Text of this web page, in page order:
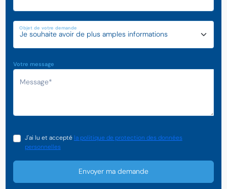
Objet de votre demande
Votre message
J'ai lu et accepté la politique de protection des données
personnelles
Envoyer ma demande